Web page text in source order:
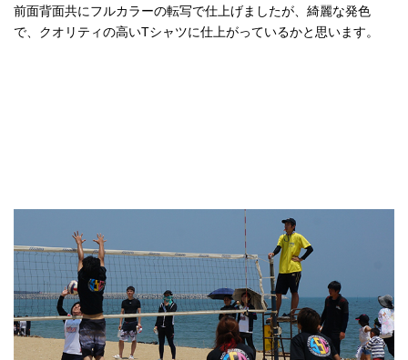
前面背面共にフルカラーの転写で仕上げましたが、綺麗な発色
で、クオリティの高いTシャツに仕上がっているかと思います。